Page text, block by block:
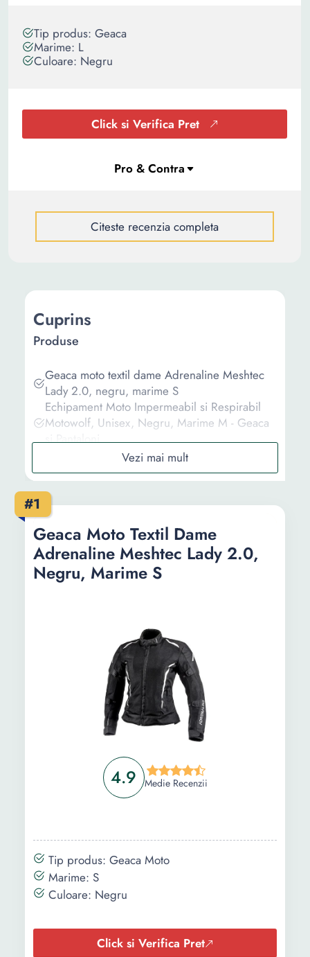
Tip produs: Geaca
Marime: L
Culoare: Negru
Click si Verifica Pret
Citeste recenzia completa
#1
4.9 Medie Recenzii
Geaca Moto Textil Dame
Adrenaline Meshtec Lady 2.0,
Negru, Marime S
Tip produs: Geaca Moto
Marime: S
Culoare: Negru
Click si Verifica Pret
Cuprins
Produse
Geaca moto textil dame Adrenaline Meshtec
Lady 2.0, negru, marime S
Echipament Moto Impermeabil si Respirabil
Motowolf, Unisex, Negru, Marime M - Geaca
si Pantaloni
Costum Moto Ploaie Geaca si Pantaloni OJ
R035 Orange ultra usor XL
Geaca moto textil Adrenaline Pyramid 2.0
negru, marime L
Geaca moto textil Adrenaline Meshtec 2.0,
negru/alb, marime L
Informații